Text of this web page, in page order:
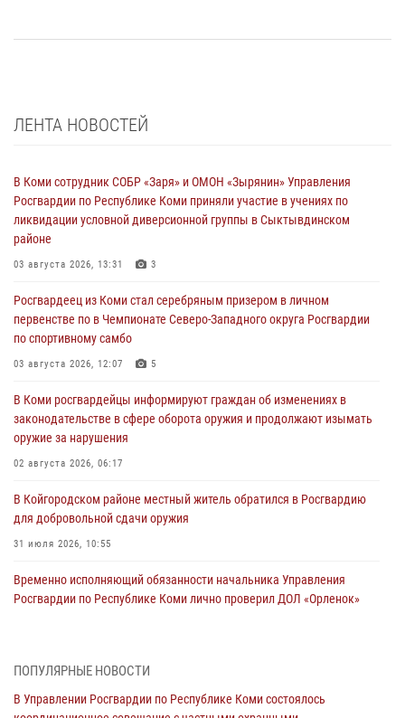
ЛЕНТА НОВОСТЕЙ
В Коми сотрудник СОБР «Заря» и ОМОН «Зырянин» Управления
Росгвардии по Республике Коми приняли участие в учениях по
ликвидации условной диверсионной группы в Сыктывдинском
районе
03 августа 2026, 13:31 3
Росгвардеец из Коми стал серебряным призером в личном
первенстве по в Чемпионате Северо-Западного округа Росгвардии
по спортивному самбо
03 августа 2026, 12:07 5
В Коми росгвардейцы информируют граждан об изменениях в
законодательстве в сфере оборота оружия и продолжают изымать
оружие за нарушения
02 августа 2026, 06:17
В Койгородском районе местный житель обратился в Росгвардию
для добровольной сдачи оружия
31 июля 2026, 10:55
Временно исполняющий обязанности начальника Управления
Росгвардии по Республике Коми лично проверил ДОЛ «Орленок»
ПОПУЛЯРНЫЕ НОВОСТИ
В Управлении Росгвардии по Республике Коми состоялось